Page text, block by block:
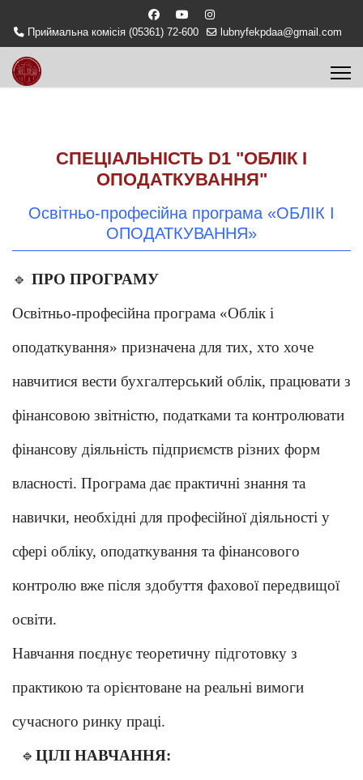
Приймальна комісія (05361) 72-600 lubnyfekpdaa@gmail.com
СПЕЦІАЛЬНІСТЬ D1 "ОБЛІК І
ОПОДАТКУВАННЯ"
Освітньо-професійна програма «ОБЛІК І
ОПОДАТКУВАННЯ»
🔹 ПРО ПРОГРАМУ
Освітньо-професійна програма «Облік і
оподаткування» призначена для тих, хто хоче
навчитися вести бухгалтерський облік, працювати з
фінансовою звітністю, податками та контролювати
фінансову діяльність підприємств різних форм
власності. Програма дає практичні знання та
навички, необхідні для професійної діяльності у
сфері обліку, оподаткування та фінансового
контролю вже після здобуття фахової передвищої
освіти.
Навчання поєднує теоретичну підготовку з
практикою та орієнтоване на реальні вимоги
сучасного ринку праці.
🔹 ЦІЛІ НАВЧАННЯ: